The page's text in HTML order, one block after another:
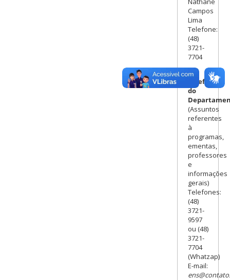
Campos
Lima
Telefone:
(48)
3721-
7704
Telefone
do
(Assuntos
referentes
à
programas,
ementas,
professores
e
informações
gerais)
Telefones:
(48)
3721-
9597
ou (48)
3721-
7704
(Whatzap)
E-mail: